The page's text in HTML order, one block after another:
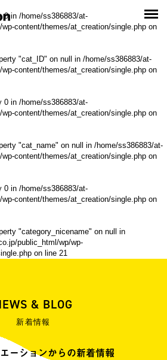
0 in /home/ss386883/at-
content/themes/at_creation/single.php on
"cat_ID" on null in /home/ss386883/at-
content/themes/at_creation/single.php on
0 in /home/ss386883/at-
content/themes/at_creation/single.php on
"cat_name" on null in /home/ss386883/at-
content/themes/at_creation/single.php on
0 in /home/ss386883/at-
content/themes/at_creation/single.php on
"category_nicename" on null in
public_html/wp/wp-
on line 21
& BLOG
新着情報
ーションからの新着情報